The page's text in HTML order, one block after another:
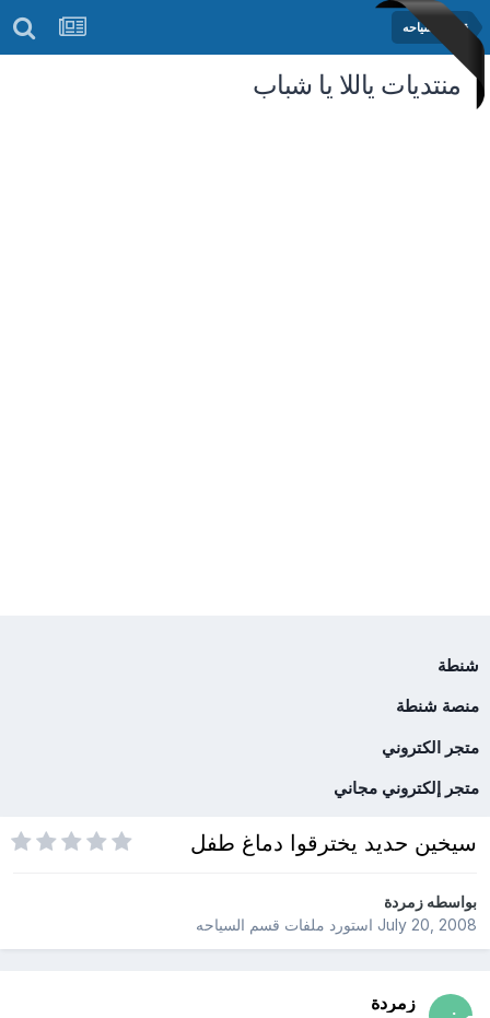
قسم السياحه
منتديات ياللا يا شباب
شنطة
منصة شنطة
متجر الكتروني
متجر إلكتروني مجاني
سيخين حديد يخترقوا دماغ طفل
بواسطهزمردة
July 20, 2008استورد ملفات قسم السياحه
زمردة